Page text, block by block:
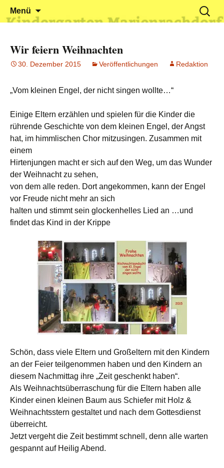
Kindergarten Marienrachdorf
Klein reingehen – Groß rauskommen
Menü
Suchen
nach:
Wir feiern Weihnachten
30. Dezember 2015 Veröffentlichungen Redaktion
„Vom kleinen Engel, der nicht singen wollte…“
Einige Eltern erzählen und spielen für die Kinder die
rührende Geschichte von dem kleinen Engel, der Angst
hat, im himmlischen Chor mitzusingen. Zusammen mit
einem
Hirtenjungen macht er sich auf den Weg, um das Wunder
der Weihnacht zu sehen,
von dem alle reden. Dort angekommen, kann der Engel
vor Freude nicht mehr an sich
halten und stimmt sein glockenhelles Lied an …und
findet das Kind in der Krippe
Schön, dass viele Eltern und Großeltern mit den Kindern
an der Feier teilgenommen haben und den Kindern an
diesem Nachmittag ihre „Zeit geschenkt haben“.
Als Weihnachtsüberraschung für die Eltern haben alle
Kinder einen kleinen Baum aus Schiefer mit Holz &
Weihnachtsstern gestaltet und nach dem Gottesdienst
überreicht.
Jetzt vergeht die Zeit bestimmt schnell, denn alle warten
gespannt auf Heilig Abend.